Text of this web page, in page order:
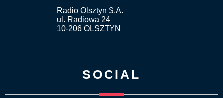
Radio Olsztyn S.A.
ul. Radiowa 24
10-206 OLSZTYN
SOCIAL